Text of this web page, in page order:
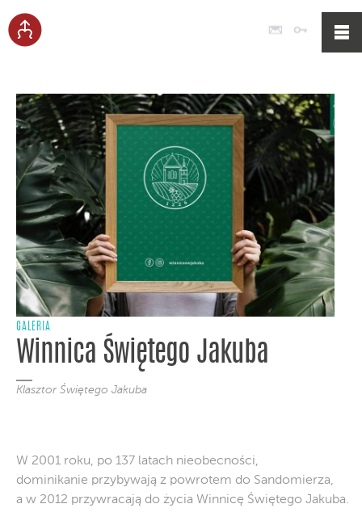
Poczta
GALERIA
Winnica Świętego Jakuba
Klasztor Świętego Jakuba
W 2001 roku, po 137 latach nieobecności,
dominikanie przybywają z powrotem do Sandomierza,
a w 2012 przywracają do życia Winnicę Świętego Jakuba.